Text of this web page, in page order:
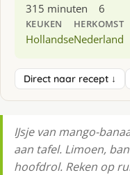
315 minuten 6
KEUKEN
Hollandse
HERKOMST
Nederland
Direct naar recept ↓
IJsje van mango-
aan tafel. Limoen,
hoofdrol. Reken op